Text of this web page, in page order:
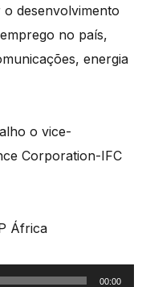
desenvolvimento
no país,
energia
o vice-
Corporation-IFC
África
00:00